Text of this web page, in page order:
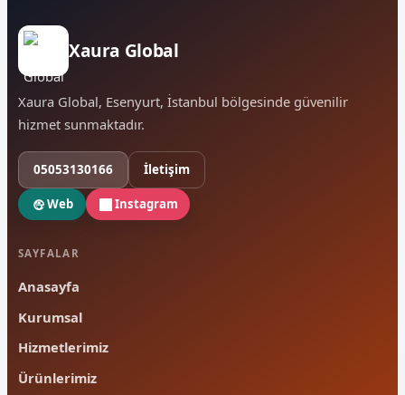
Xaura Global
Xaura Global, Esenyurt, İstanbul bölgesinde güvenilir
hizmet sunmaktadır.
05053130166 İletişim
Web Instagram
SAYFALAR
Anasayfa
Kurumsal
Hizmetlerimiz
Ürünlerimiz